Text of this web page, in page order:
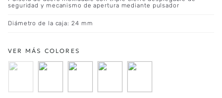
seguridad y mecanismo de apertura mediante pulsador
Diámetro de la caja: 24 mm